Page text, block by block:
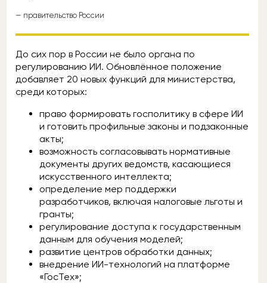
— правительство России
До сих пор в России не было органа по
регулированию ИИ. Обновлённое положение
добавляет 20 новых функций для министерства,
среди которых:
право формировать госполитику в сфере ИИ
и готовить профильные законы и подзаконные
акты;
возможность согласовывать нормативные
документы других ведомств, касающиеся
искусственного интеллекта;
определение мер поддержки
разработчиков, включая налоговые льготы и
гранты;
регулирование доступа к государственным
данным для обучения моделей;
развитие центров обработки данных;
внедрение ИИ-технологий на платформе
«ГосТех»;